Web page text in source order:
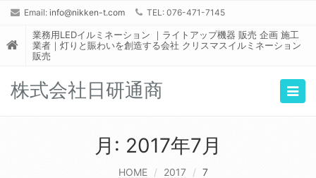
Email: info@nikken-t.com TEL: 076-471-7145
業務用LEDイルミネーション ｜ライトアップ機器 販売 企画 施工
業者｜灯りと賑わいを創造する会社 クリスマスイルミネーション
販売
株式会社日研通商
月: 2017年7月
HOME 2017 7